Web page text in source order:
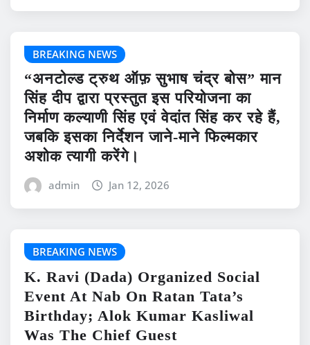
BREAKING NEWS
“अनटोल्ड ट्रुथ ऑफ़ सुभाष चंद्र बोस” मान
सिंह दीप द्वारा प्रस्तुत इस परियोजना का
निर्माण कल्याणी सिंह एवं वेदांत सिंह कर रहे हैं,
जबकि इसका निर्देशन जाने-माने फिल्मकार
अशोक त्यागी करेंगे।
admin Jan 12, 2026
BREAKING NEWS
K. Ravi (Dada) Organized Social
Event At Nab On Ratan Tata’s
Birthday; Alok Kumar Kasliwal
Was The Chief Guest